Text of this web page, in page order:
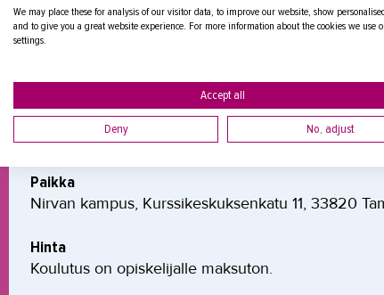
Kesto
Kesto henkilökohtaisen osaamisen
Ajankohta
Joustava aloitus
Paikka
Nirvan kampus, Kurssikeskuksenkatu 11, 33820
Hinta
Koulutus on opiskelijalle maksuton.
We may place these for analysis of our visitor data, to improve our website, show
and to give you a great website experience. For more information about the cookies we use
settings.
Accept all
Deny No, adjust